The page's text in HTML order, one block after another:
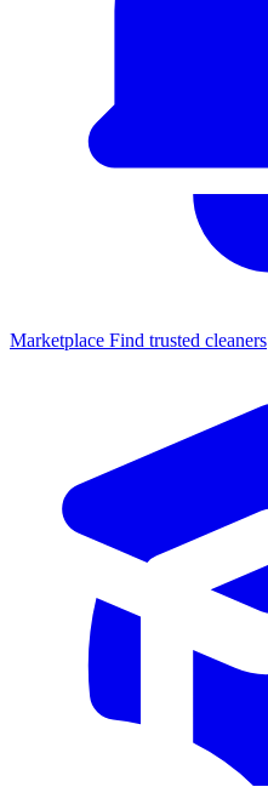
Marketplace Find trusted cleaners